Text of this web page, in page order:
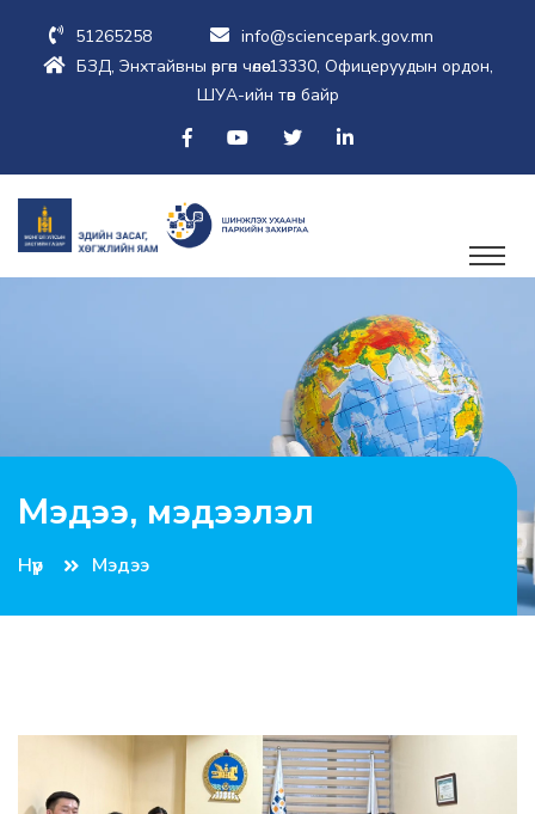
51265258
info@sciencepark.gov.mn
БЗД, Энхтайвны өргөн чөлөө-13330, Офицеруудын ордон,
ШУА-ийн төв байр
Мэдээ, мэдээлэл
Нүүр Мэдээ